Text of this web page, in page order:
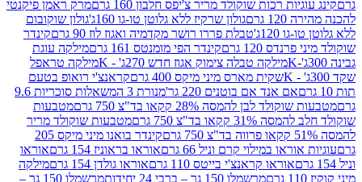
רכות שוקולד מריר צ'יפס חלבון 160 גרם
מרק ראמן פיקנטי
גרם
גולון שרקיז ללא גלוטן טו-גו 160ג'
גולון שוקובום
120ג'
טבלת פררו רושר מקדמיה ואגוז לוז 90 גרם
קינדר
120 גרם
קינדר הפי מומנטס 161 גרם
מילקה עוגת
מילקה טבלה צימוק אגוז חדש 270ג' - K
מילקה טראפל
שקית מארס מיני מיקס 400 גרם
קראנצ'י רואופ בטעם
אם אנד אם בוטנים 220 גר'
מנורת 3 המשאלות סוכריות 9.6
לבן להמסה 28% קקאו בד"צ 750 גרם
מטבעות
קקאו בד"צ 750 גרם
מטבעות שוקולד מריר
קינדר בואנו מיני מיקס 205
במילוי קרם וניל 66 גרם
אוראו בראוניז 154 גרם
אוראו
אוראו קראנצ'י בייטס 110 גרם
אוראו גולדן 154 גרם
מילקה
מרשמלו 150 גר – ברבי 24 יחידות
מרשמלו 150 גר –